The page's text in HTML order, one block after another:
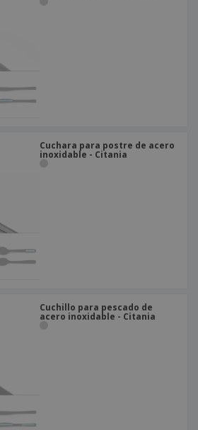
Cuchara para postre de acero
inoxidable - Citania
Cuchillo para pescado de
acero inoxidable - Citania